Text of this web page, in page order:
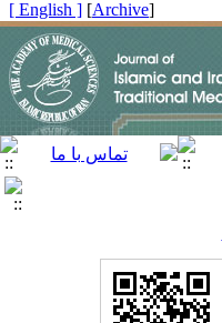
[
Archive
]
[ English ]